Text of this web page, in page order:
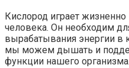
Кислород играет
человека. Он необходим
вырабатывания энергии в
мы можем дышать и
функции нашего организма.